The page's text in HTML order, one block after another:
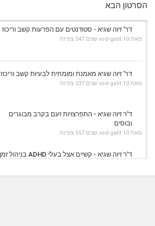
הסרטון הבא
דר' זיוה שגיא - סטודנטים עם הפרעות קשב וריכוז
מאת vod-galit 10 שנים 547 צפיות
דר' זיוה שגיא מאמנת ומומחית לבעיות קשב וריכוז
מאת vod-galit 10 שנים 537 צפיות
ד'ר זיוה שגיא - התפרצויות זעם בקרב מבוגרים
ובוסים
מאת vod-galit 10 שנים 557 צפיות
ד'ר זיוה שגיא - קשיים אצל בעלי ADHD בניהול זמן